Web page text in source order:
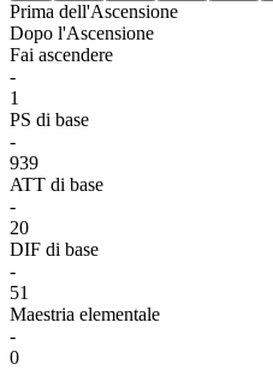
Prima dell'Ascensione
Dopo l'Ascensione
Fai ascendere
-
1
PS di base
-
939
ATT di base
-
20
DIF di base
-
51
Maestria elementale
-
0